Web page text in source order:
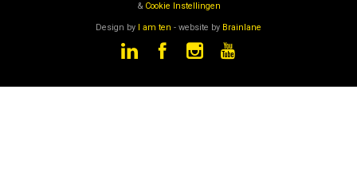
& Cookie Instellingen
Design by I am ten - website by Brainlane